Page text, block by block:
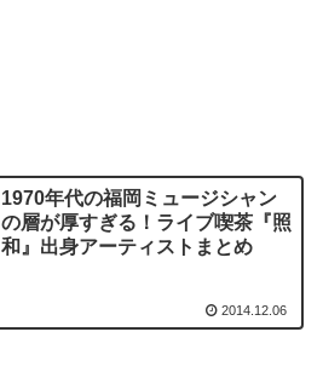
1970年代の福岡ミュージシャン
の層が厚すぎる！ライブ喫茶『照
和』出身アーティストまとめ
2014.12.06